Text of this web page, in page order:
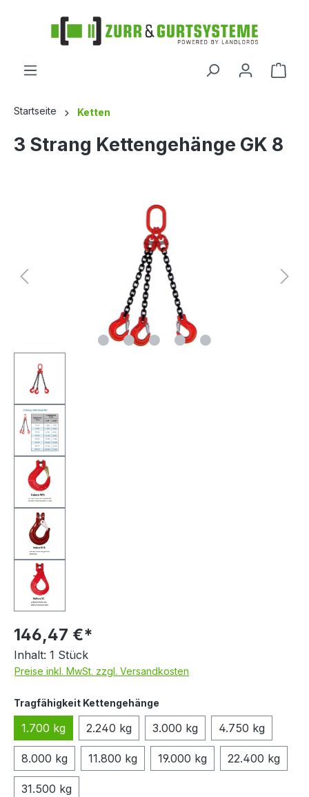
springen
Startseite Ketten
3 Strang Kettengehänge GK 8
Bildergalerie überspringen
146,47 €*
Inhalt: 1 Stück
Preise inkl. MwSt. zzgl. Versandkosten
Tragfähigkeit Kettengehänge
1.700 kg 2.240 kg 3.000 kg 4.750 kg
8.000 kg 11.800 kg 19.000 kg 22.400 kg
31.500 kg